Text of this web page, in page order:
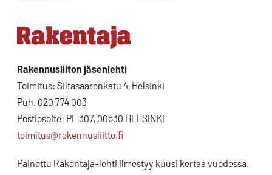
Rakennusliiton jäsenlehti
Toimitus: Siltasaarenkatu 4, Helsinki
Puh. 020 774 003
Postiosoite: PL 307, 00530 HELSINKI
toimitus@rakennusliitto.fi
Painettu Rakentaja-lehti ilmestyy kuusi kertaa vuodessa.